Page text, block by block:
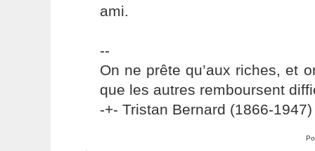
ami.
--
On ne prête qu’aux riches, et
que les autres remboursent
-+- Tristan Bernard (1866-1947)